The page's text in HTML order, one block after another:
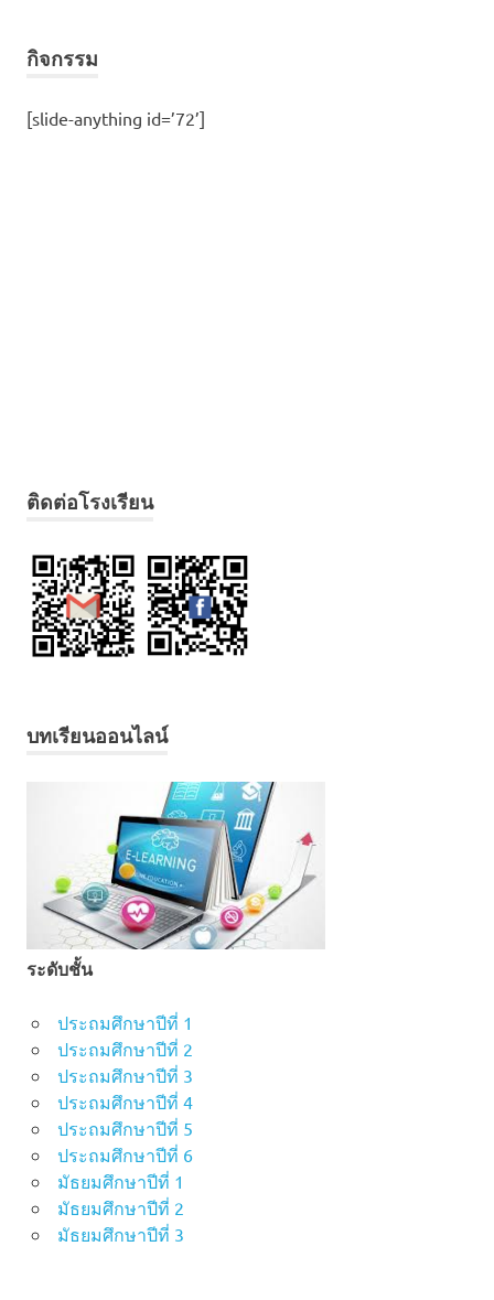
กิจกรรม
[slide-anything id=’72’]
ติดต่อโรงเรียน
บทเรียนออนไลน์
ระดับชั้น
ประถมศึกษาปีที่ 1
ประถมศึกษาปีที่ 2
ประถมศึกษาปีที่ 3
ประถมศึกษาปีที่ 4
ประถมศึกษาปีที่ 5
ประถมศึกษาปีที่ 6
มัธยมศึกษาปีที่ 1
มัธยมศึกษาปีที่ 2
มัธยมศึกษาปีที่ 3